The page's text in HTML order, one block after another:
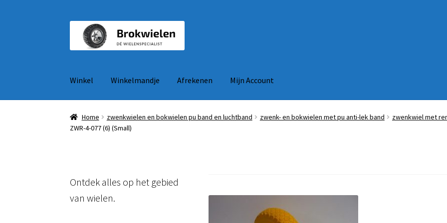
door
naar
naar
de
Winkel Winkelmandje Afrekenen Mijn Account
Home zwenkwielen en bokwielen pu band en luchtband zwenk- en bokwielen met pu anti-lek band
zwenkwiel met
ZWR-4-077 (6) (Small)
Ontdek alles op het gebied
van wielen.